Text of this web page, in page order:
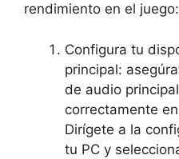
rendimiento en el juego:
Configura tu
principal:
de audio
correctamente en
Dirígete a la
tu PC y